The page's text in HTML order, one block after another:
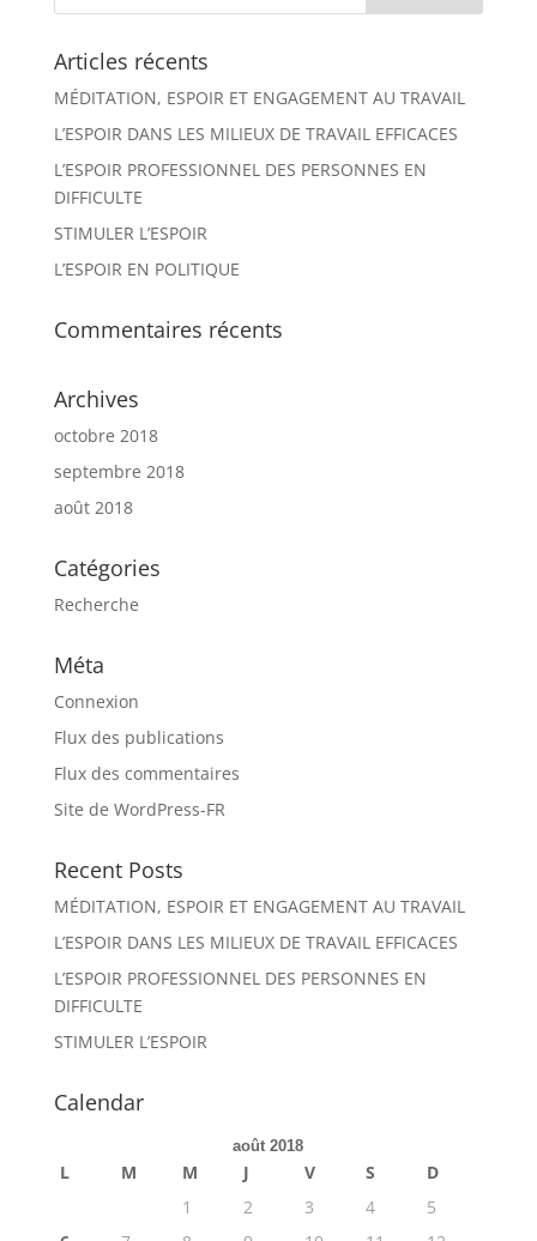
Articles récents
MÉDITATION, ESPOIR ET ENGAGEMENT AU TRAVAIL
L’ESPOIR DANS LES MILIEUX DE TRAVAIL EFFICACES
L’ESPOIR PROFESSIONNEL DES PERSONNES EN
DIFFICULTE
STIMULER L’ESPOIR
L’ESPOIR EN POLITIQUE
Commentaires récents
Archives
octobre 2018
septembre 2018
août 2018
Catégories
Recherche
Méta
Connexion
Flux des publications
Flux des commentaires
Site de WordPress-FR
Recent Posts
MÉDITATION, ESPOIR ET ENGAGEMENT AU TRAVAIL
L’ESPOIR DANS LES MILIEUX DE TRAVAIL EFFICACES
L’ESPOIR PROFESSIONNEL DES PERSONNES EN
DIFFICULTE
STIMULER L’ESPOIR
Calendar
août 2018
L M M J V S
D
1
2 3 4
5